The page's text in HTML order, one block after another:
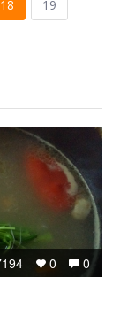
18
19
0
0